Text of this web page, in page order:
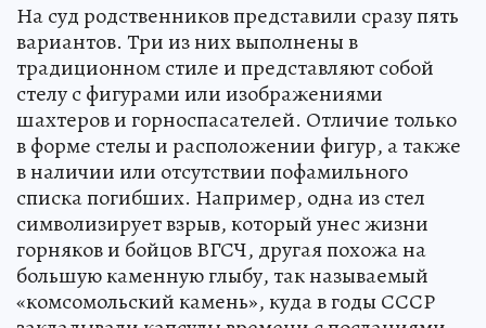
На суд родственников представили сразу пять
вариантов. Три из них выполнены в
традиционном стиле и представляют собой
стелу с фигурами или изображениями
шахтеров и горноспасателей. Отличие только
в форме стелы и расположении фигур, а также
в наличии или отсутствии пофамильного
списка погибших. Например, одна из стел
символизирует взрыв, который унес жизни
горняков и бойцов ВГСЧ, другая похожа на
большую каменную глыбу, так называемый
«комсомольский камень», куда в годы СССР